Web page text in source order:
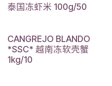
泰国冻虾米 100g/50
CANGREJO BLANDO
*SSC* 越南冻软壳蟹
1kg/10